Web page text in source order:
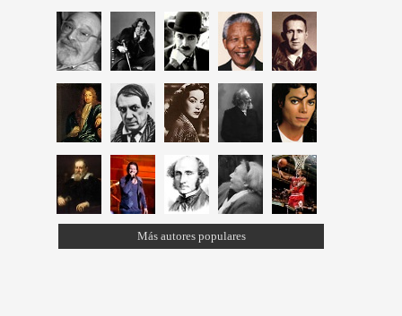
Más autores populares